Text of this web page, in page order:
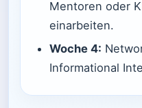
Mentoren oder
einarbeiten.
Woche 4:
Informational